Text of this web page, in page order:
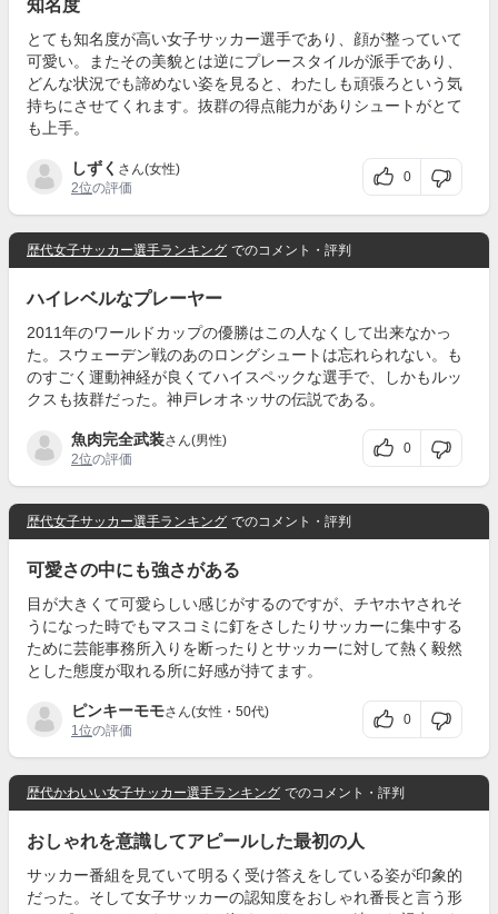
知名度
とても知名度が高い女子サッカー選手であり、顔が整っていて
可愛い。またその美貌とは逆にプレースタイルが派手であり、
どんな状況でも諦めない姿を見ると、わたしも頑張ろという気
持ちにさせてくれます。抜群の得点能力がありシュートがとて
も上手。
しずく さん(女性)
2位の評価
0
歴代女子サッカー選手ランキング でのコメント・評判
ハイレベルなプレーヤー
2011年のワールドカップの優勝はこの人なくして出来なかっ
た。スウェーデン戦のあのロングシュートは忘れられない。も
のすごく運動神経が良くてハイスペックな選手で、しかもルッ
クスも抜群だった。神戸レオネッサの伝説である。
魚肉完全武装さん(男性)
2位の評価
0
歴代女子サッカー選手ランキング でのコメント・評判
可愛さの中にも強さがある
目が大きくて可愛らしい感じがするのですが、チヤホヤされそ
うになった時でもマスコミに釘をさしたりサッカーに集中する
ために芸能事務所入りを断ったりとサッカーに対して熱く毅然
とした態度が取れる所に好感が持てます。
ピンキーモモさん(女性・50代)
1位の評価
0
歴代かわいい女子サッカー選手ランキング でのコメント・評判
おしゃれを意識してアピールした最初の人
サッカー番組を見ていて明るく受け答えをしている姿が印象的
だった。そして女子サッカーの認知度をおしゃれ番長と言う形